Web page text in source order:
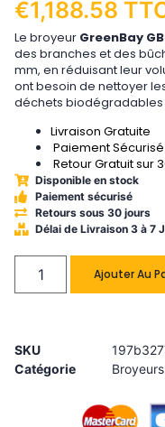
€1,188.58
Le broyeur GreenBay
des branches et des
mm, en réduisant leur
ont besoin de nettoyer
déchets biodégradables
Livraison Gratuite
Paiement Sécurisé
Retour Gratuit sur
Disponible en stock
Paiement sécurisé
Retours sous 30 jours
Délai de Livraison 3 à 7
Ajouter Au
SKU
Catégorie